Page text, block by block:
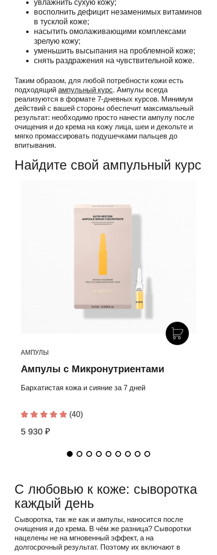
увлажнить сухую кожу;
восполнить дефицит незаменимых витаминов
в тусклой коже;
насытить омолаживающими комплексами
зрелую кожу;
уменьшить высыпания на проблемной коже;
снять раздражения на чувствительной коже.
Таким образом, для любой потребности кожи есть
подходящий ампульный курс. Ампулы всегда
реализуются в формате 7-дневных курсов. Минимум
действий с вашей стороны обеспечит максимальный
результат: необходимо просто нанести ампулу после
очищения и до крема на кожу лица, шеи и декольте и
мягко промассировать подушечками пальцев до
впитывания.
Найдите свой ампульный курс
АМПУЛЫ
Ампулы с Микронутриентами
Бархатистая кожа и сияние за 7 дней
(40)
5 930 ₽
С любовью к коже: сыворотка
каждый день
Сыворотка, так же как и ампулы, наносится после
очищения и до крема. В чём же разница? Сыворотки
нацелены не на мгновенный эффект, а на
долгосрочный результат. Поэтому их включают в